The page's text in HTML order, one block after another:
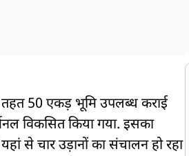
50 एकड़ भूमि उपलब्ध कराई
विकसित किया गया. इसका
से चार उड़ानों का संचालन हो रहा